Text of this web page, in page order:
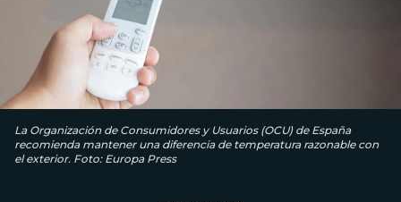
La Organización de Consumidores y Usuarios (OCU) de España
recomienda mantener una diferencia de temperatura razonable con
el exterior. Foto: Europa Press